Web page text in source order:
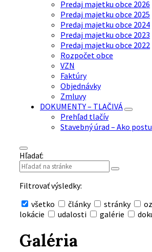
Predaj majetku obce 2026
Predaj majetku obce 2025
Predaj majetku obce 2024
Predaj majetku obce 2023
Predaj majetku obce 2022
Rozpočet obce
VZN
Faktúry
Objednávky
Zmluvy
DOKUMENTY – TLAČIVÁ
Prehľad tlačív
Stavebný úrad – Ako
Hľadať:
Filtrovať výsledky:
všetko
články stránky
lokácie
udalosti galérie
vyhľadávanie
Galéria